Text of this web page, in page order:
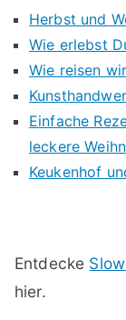
Herbst und
Wie erlebst
Wie reisen
Einfache
leckere
Keukenhof
Entdecke
hier.